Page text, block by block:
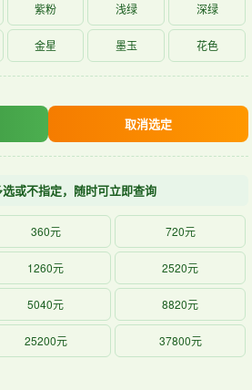
紫粉 浅绿 深绿
金星 墨玉 花色
取消选定
或不指定，随时可立即查询
360元 720元
1260元 2520元
5040元 8820元
25200元 37800元